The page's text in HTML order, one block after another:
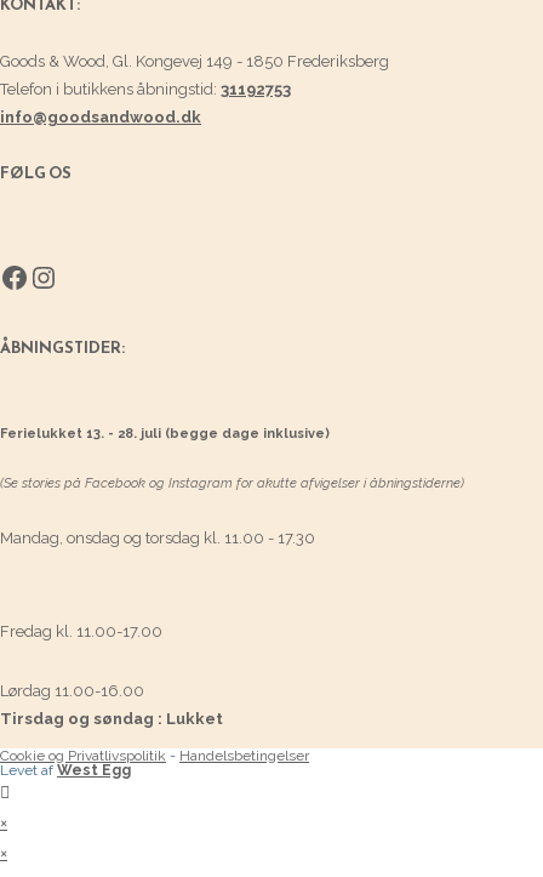
Goods & Wood, Gl. Kongevej 149 - 1850 Frederiksberg
Telefon i butikkens åbningstid: 31192753
info@goodsandwood.dk
FØLG OS
Facebook
Instagram
ÅBNINGSTIDER:
Ferielukket 13. - 28. juli (begge dage inklusive)
(Se stories på Facebook og Instagram for akutte afvigelser i åbningstiderne)
Mandag, onsdag og torsdag kl. 11.00 - 17.30
Fredag kl. 11.00-17.00
Lørdag 11.00-16.00
Tirsdag og søndag : Lukket
Cookie og Privatlivspolitik - Handelsbetingelser
Levet af West Egg
×
×